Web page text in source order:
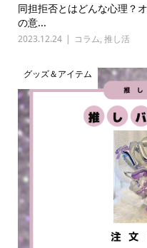
同担拒否とはどんな心理？
の意...
2023.12.24 コラム, 推し活
グッズ＆アイテム